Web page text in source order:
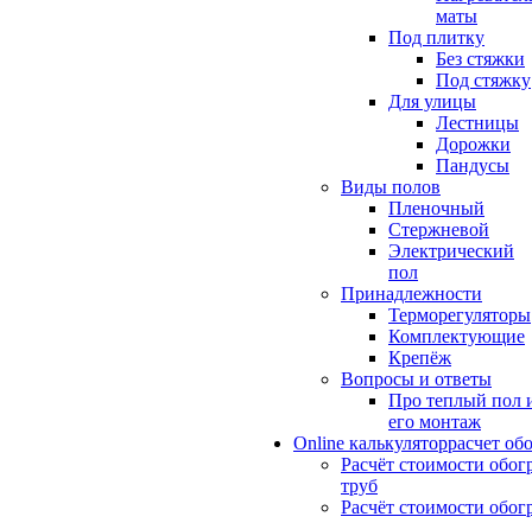
маты
Под плитку
Без стяжки
Под стяжку
Для улицы
Лестницы
Дорожки
Пандусы
Виды полов
Пленочный
Стержневой
Электрический
пол
Принадлежности
Терморегуляторы
Комплектующие
Крепёж
Вопросы и ответы
Про теплый пол
его монтаж
Online калькуляторрасчет
Расчёт стоимости
труб
Расчёт стоимости